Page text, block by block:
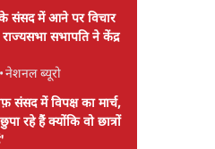
संसद में आने पर विचार
सभापति ने केंद्र
•नेशनल ब्यूरो
संसद में विपक्ष का मार्च,
रहे हैं क्योंकि वो छात्रों